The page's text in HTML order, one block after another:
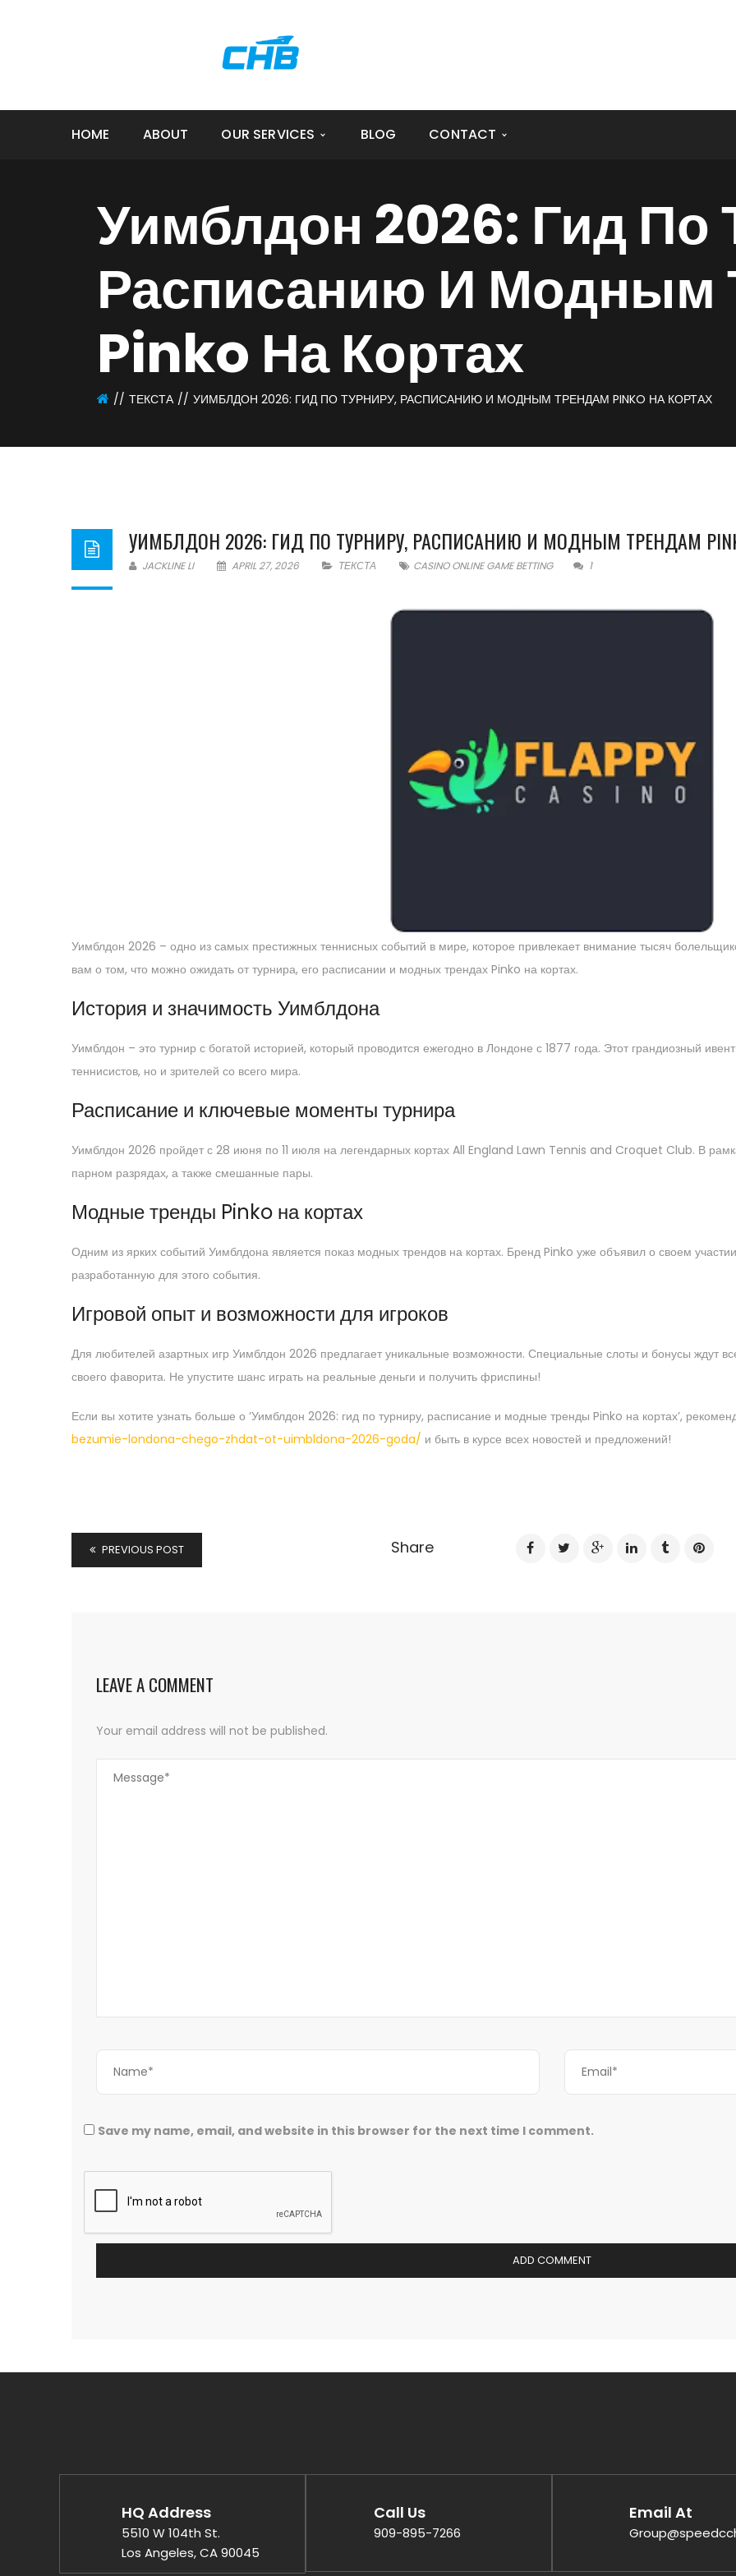
HOME ABOUT OUR SERVICES BLOG CONTACT
Уимблдон 2026: Гид По
Расписанию И Модным
Pinko На Кортах
ТЕКСТА УИМБЛДОН 2026: ГИД ПО ТУРНИРУ, РАСПИСАНИЮ И МОДНЫМ ТРЕНДАМ PINKO НА КОРТАХ
УИМБЛДОН 2026: ГИД ПО ТУРНИРУ, РАСПИСАНИЮ И МОДНЫМ ТРЕНДАМ
JACKLINE LI APRIL 27, 2026 ТЕКСТА CASINO ONLINE GAME BETTING 1
Уимблдон 2026 – одно из самых престижных теннисных событий в мире, которое привлекает внимание тысяч
вам о том, что можно ожидать от турнира, его расписании и модных трендах Pinko на кортах.
История и значимость Уимблдона
Уимблдон – это турнир с богатой историей, который проводится ежегодно в Лондоне с 1877 года. Этот грандиозный
теннисистов, но и зрителей со всего мира.
Расписание и ключевые моменты турнира
Уимблдон 2026 пройдет с 28 июня по 11 июля на легендарных кортах All England Lawn Tennis and Croquet Club. В
парном разрядах, а также смешанные пары.
Модные тренды Pinko на кортах
Одним из ярких событий Уимблдона является показ модных трендов на кортах. Бренд Pinko уже объявил о своем
разработанную для этого события.
Игровой опыт и возможности для игроков
Для любителей азартных игр Уимблдон 2026 предлагает уникальные возможности. Специальные слоты и бонусы ждут
своего фаворита. Не упустите шанс играть на реальные деньги и получить фриспины!
Если вы хотите узнать больше о ‘Уимблдон 2026: гид по турниру, расписание и модные тренды Pinko на кортах’,
bezumie-londona-chego-zhdat-ot-uimbldona-2026-goda/ и быть в курсе всех новостей и предложений!
Share
PREVIOUS POST
LEAVE A COMMENT
Your email address will not be published.
Save my name, email, and website in this browser for the next time I comment.
HQ Address
5510 W 104th St.
Los Angeles, CA 90045
Call Us
909-895-7266
Email At